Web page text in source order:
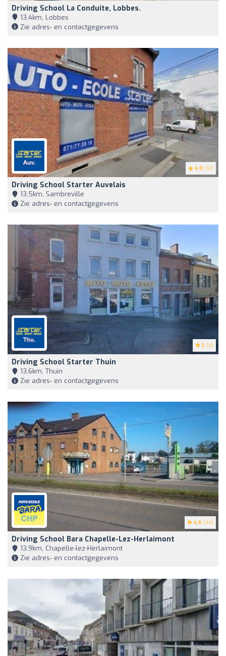
Driving School La Conduite, Lobbes.
13,4km, Lobbes
Zie adres- en contactgegevens
4.8 (41)
Driving School Starter Auvelais
13,5km, Sambreville
Zie adres- en contactgegevens
5 (4)
Driving School Starter Thuin
13,6km, Thuin
Zie adres- en contactgegevens
4.6 (44)
Driving School Bara Chapelle-Lez-Herlaimont
13,9km, Chapelle-lez-Herlaimont
Zie adres- en contactgegevens